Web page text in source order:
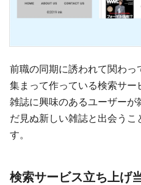
前職の同期に誘われて関わ
集まって作っている検索サー
雑誌に興味のあるユーザーが
だ見ぬ新しい雑誌と出会う
す。
検索サービス立ち上げ